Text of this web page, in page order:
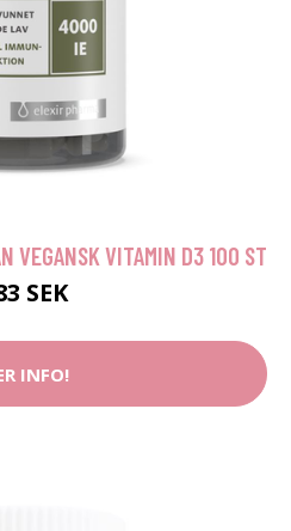
VEGANSK VITAMIN D3 100 ST
SEK
INFO!